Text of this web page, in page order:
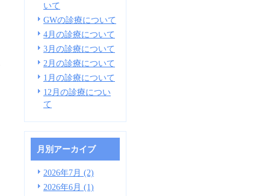
いて
GWの診療について
4月の診療について
3月の診療について
2月の診療について
1月の診療について
12月の診療につい
て
月別アーカイブ
2026年7月 (2)
2026年6月 (1)